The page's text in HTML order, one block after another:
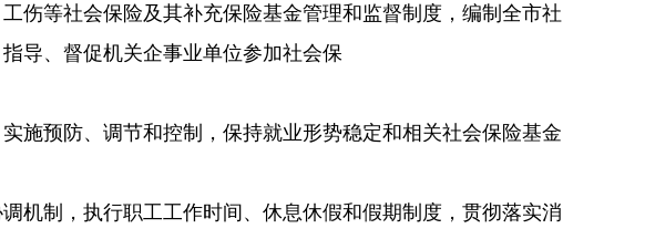
伤等社会保险及其补充保险基金管理和监督制度，编制全市社
导、督促机关企事业单位参加社会保
预防、调节和控制，保持就业形势稳定和相关社会保险基金
制，执行职工工作时间、休息休假和假期制度，贯彻落实消